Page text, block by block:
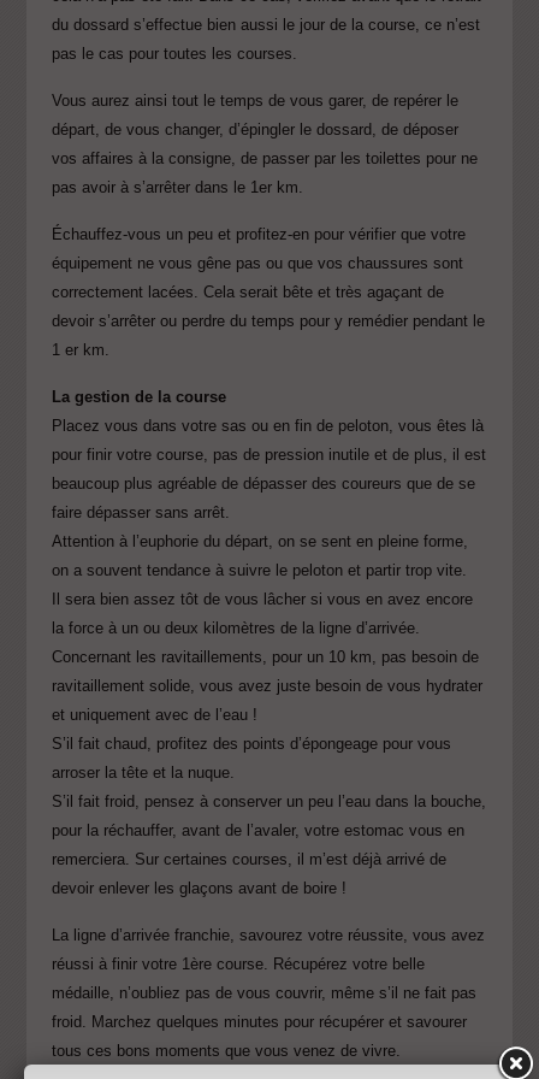
du dossard s’effectue bien aussi le jour de la course, ce n’est
pas le cas pour toutes les courses.
Vous aurez ainsi tout le temps de vous garer, de repérer le
départ, de vous changer, d’épingler le dossard, de déposer
vos affaires à la consigne, de passer par les toilettes pour ne
pas avoir à s’arrêter dans le 1er km.
Échauffez-vous un peu et profitez-en pour vérifier que votre
équipement ne vous gêne pas ou que vos chaussures sont
correctement lacées. Cela serait bête et très agaçant de
devoir s’arrêter ou perdre du temps pour y remédier pendant le
1 er km.
La gestion de la course
Placez vous dans votre sas ou en fin de peloton, vous êtes là
pour finir votre course, pas de pression inutile et de plus, il est
beaucoup plus agréable de dépasser des coureurs que de se
faire dépasser sans arrêt.
Attention à l’euphorie du départ, on se sent en pleine forme,
on a souvent tendance à suivre le peloton et partir trop vite.
Il sera bien assez tôt de vous lâcher si vous en avez encore
la force à un ou deux kilomètres de la ligne d’arrivée.
Concernant les ravitaillements, pour un 10 km, pas besoin de
ravitaillement solide, vous avez juste besoin de vous hydrater
et uniquement avec de l’eau !
S’il fait chaud, profitez des points d’épongeage pour vous
arroser la tête et la nuque.
S’il fait froid, pensez à conserver un peu l’eau dans la bouche,
pour la réchauffer, avant de l’avaler, votre estomac vous en
remerciera. Sur certaines courses, il m’est déjà arrivé de
devoir enlever les glaçons avant de boire !
La ligne d’arrivée franchie, savourez votre réussite, vous avez
réussi à finir votre 1ère course. Récupérez votre belle
médaille, n’oubliez pas de vous couvrir, même s’il ne fait pas
froid. Marchez quelques minutes pour récupérer et savourer
tous ces bons moments que vous venez de vivre.